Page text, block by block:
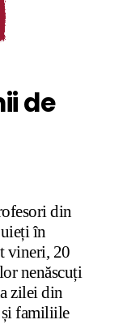
de
din
în
vineri, 20
nenăscuți
zilei din
și familiile